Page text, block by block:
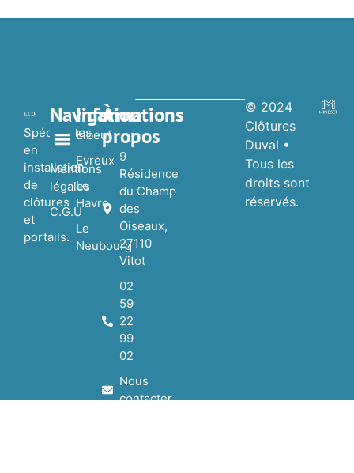
Spécialistes
en
installation
de
clôtures
et
portails.
Navigation
Mentions
légales
C.G.U
Informations
Elbeuf
Evreux
Le
Havre
Le
Neubourg
À
propos
9
Résidence
du Champ
des
Oiseaux,
27110
Vitot
02
59
22
99
02
Nous
contacter
© 2024
Clôtures
Duval •
Tous les
droits sont
réservés.